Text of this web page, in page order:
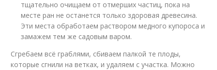
тщательно очищаем от отмерших частиц, пока на
месте ран не останется только здоровая древесина.
Эти места обработаем раствором медного купороса и
замажем тем же садовым варом.
Сгребаем всё граблями, сбиваем палкой те плоды,
которые сгнили на ветках, и удаляем с участка. Можно